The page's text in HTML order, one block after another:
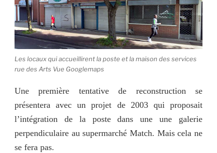
Les locaux qui accueillirent la poste et la maison des services
rue des Arts Vue Googlemaps
Une première tentative de reconstruction se
présentera avec un projet de 2003 qui proposait
l’intégration de la poste dans une une galerie
perpendiculaire au supermarché Match. Mais cela ne
se fera pas.